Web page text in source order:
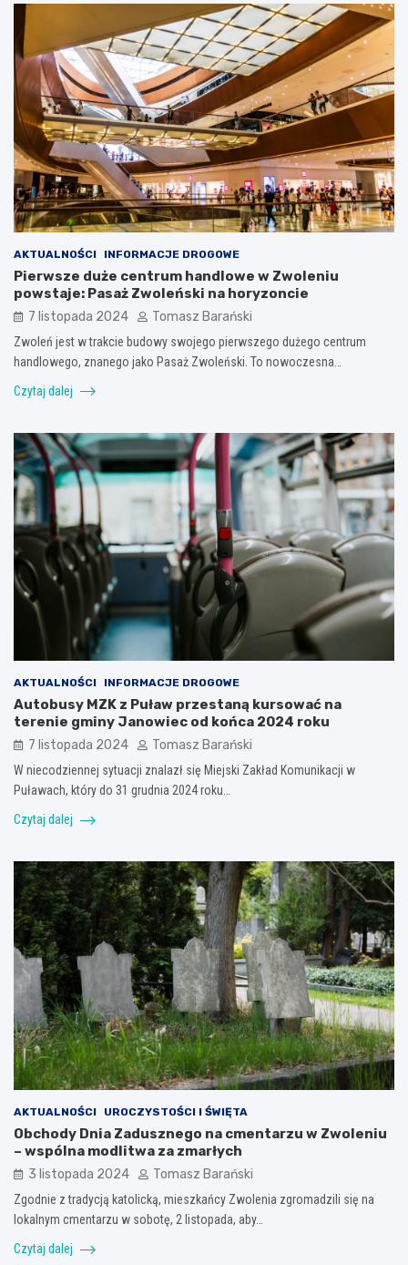
AKTUALNOŚCI INFORMACJE DROGOWE
Pierwsze duże centrum handlowe w Zwoleniu
powstaje: Pasaż Zwoleński na horyzoncie
7 listopada 2024 Tomasz Barański
Zwoleń jest w trakcie budowy swojego pierwszego dużego centrum
handlowego, znanego jako Pasaż Zwoleński. To nowoczesna…
Czytaj dalej
AKTUALNOŚCI INFORMACJE DROGOWE
Autobusy MZK z Puław przestaną kursować na
terenie gminy Janowiec od końca 2024 roku
7 listopada 2024 Tomasz Barański
W niecodziennej sytuacji znalazł się Miejski Zakład Komunikacji w
Puławach, który do 31 grudnia 2024 roku…
Czytaj dalej
AKTUALNOŚCI UROCZYSTOŚCI I ŚWIĘTA
Obchody Dnia Zadusznego na cmentarzu w Zwoleniu
– wspólna modlitwa za zmarłych
3 listopada 2024 Tomasz Barański
Zgodnie z tradycją katolicką, mieszkańcy Zwolenia zgromadzili się na
lokalnym cmentarzu w sobotę, 2 listopada, aby…
Czytaj dalej